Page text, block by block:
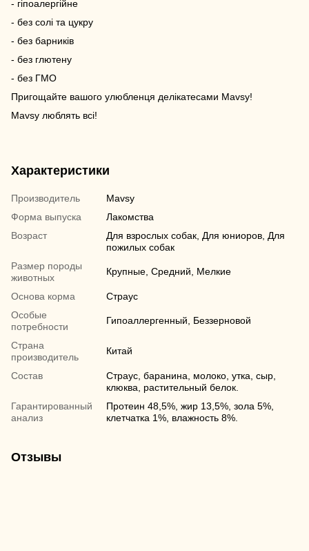
- гіпоалергійне
- без солі та цукру
- без барників
- без глютену
- без ГМО
Пригощайте вашого улюбленця делікатесами Mavsy!
Mavsy люблять всі!
Характеристики
Производитель
Mavsy
Форма выпуска
Лакомства
Возраст
Для взрослых собак, Для юниоров, Для
пожилых собак
Размер породы
животных
Крупные, Средний, Мелкие
Основа корма
Страус
Особые
потребности
Гипоаллергенный, Беззерновой
Страна
производитель
Китай
Состав
Страус, баранина, молоко, утка, сыр,
клюква, растительный белок.
Гарантированный
анализ
Протеин 48,5%, жир 13,5%, зола 5%,
клетчатка 1%, влажность 8%.
Отзывы